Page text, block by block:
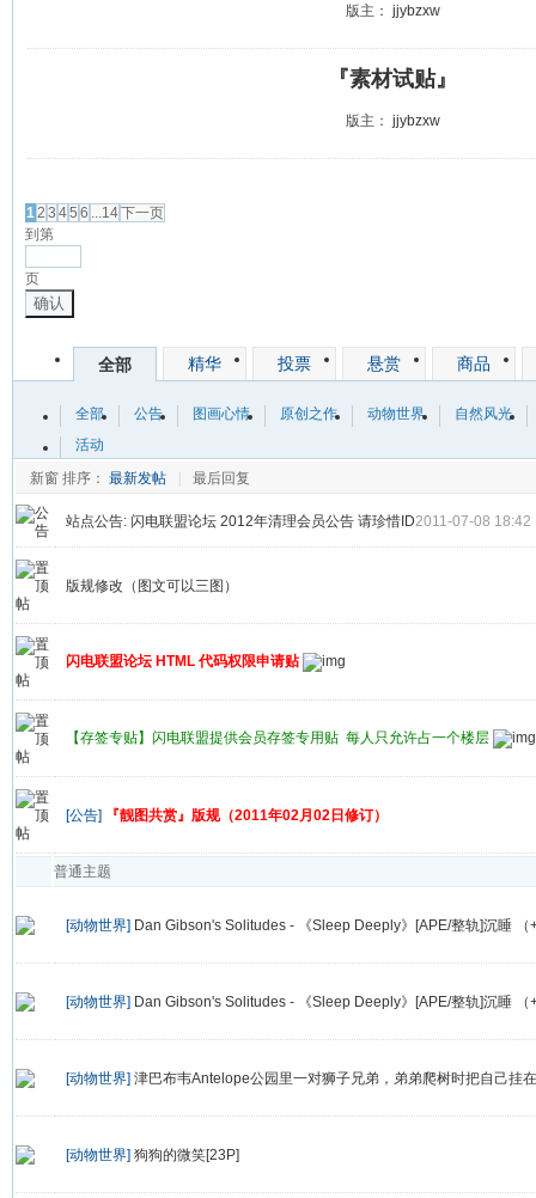
版主： jjybzxw
『素材试贴』
版主： jjybzxw
12 3 45 6 ...14下一页
到第
页
确认
全部 精华 投票 悬赏 商品
全部 公告 图画心情 原创之作 动物世界
自然风光
活动
新窗 排序： 最新发帖 最后回复
站点公告: 闪电联盟论坛 2012年清理会员公告 请珍惜ID2011-07-08 18:42
版规修改（图文可以三图）
闪电联盟论坛 HTML 代码权限申请贴
【存签专贴】闪电联盟提供会员存签专用贴 每人只允许占一个楼层
[公告] 『靓图共赏』版规（2011年02月02日修订）
普通主题
[动物世界] Dan Gibson's Solitudes - 《Sleep Deeply》[APE/整轨]沉睡 （
[动物世界] Dan Gibson's Solitudes - 《Sleep Deeply》[APE/整轨]沉睡 （
[动物世界] 津巴布韦Antelope公园里一对狮子兄弟，弟弟爬树时把自己挂
[动物世界] 狗狗的微笑[23P]